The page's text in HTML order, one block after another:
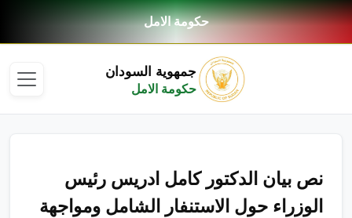
حكومة الامل
جمهوية السودان
حكومة الامل
نص بيان الدكتور كامل ادريس رئيس
الوزراء حول الاستنفار الشامل ومواجهة